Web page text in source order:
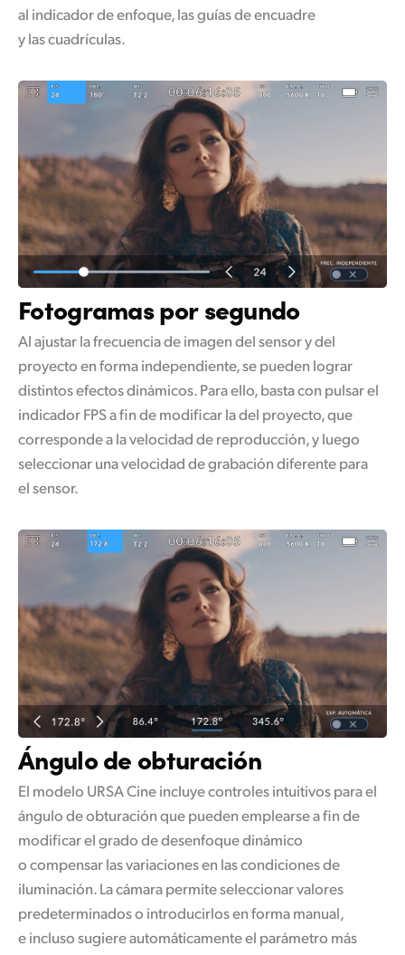
al indicador de enfoque, las guías de encuadre
y las cuadrículas.
Fotogramas por segundo
Al ajustar la frecuencia de imagen del sensor y del
proyecto en forma independiente, se pueden lograr
distintos efectos dinámicos. Para ello, basta con pulsar el
indicador FPS a fin de modificar la del proyecto, que
corresponde a la velocidad de reproducción, y luego
seleccionar una velocidad de grabación diferente para
el sensor.
Ángulo de obturación
El modelo URSA Cine incluye controles intuitivos para el
ángulo de obturación que pueden emplearse a fin de
modificar el grado de desenfoque dinámico
o compensar las variaciones en las condiciones de
iluminación. La cámara permite seleccionar valores
predeterminados o introducirlos en forma manual,
e incluso sugiere automáticamente el parámetro más